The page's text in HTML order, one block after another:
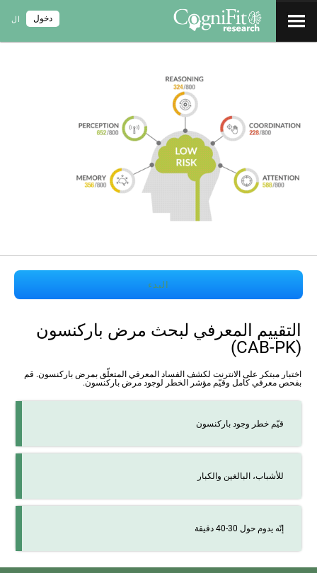
ال دخول
البدء
التقييم المعرفي لبحث مرض باركنسون
(CAB-PK)
اختبار مبتكر على الانترنت لكشف الفساد المعرفي المتعلّق بمرض باركنسون. قم
بفحص معرفي كامل وقيّم مؤشر الخطر لوجود مرض باركنسون.
قيّم خطر وجود باركنسون
للأشباب، البالغين والكبار
إنّه يدوم حول 30-40 دقيقة